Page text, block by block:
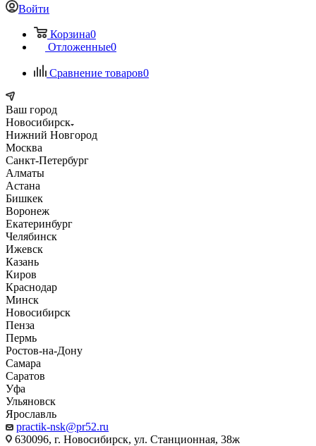
Войти
Корзина0
Отложенные0
Сравнение товаров0
Ваш город
Новосибирск
Нижний Новгород
Москва
Санкт-Петербург
Алматы
Астана
Бишкек
Воронеж
Екатеринбург
Челябинск
Ижевск
Казань
Киров
Краснодар
Минск
Новосибирск
Пенза
Пермь
Ростов-на-Дону
Самара
Саратов
Уфа
Ульяновск
Ярославль
practik-nsk@pr52.ru
630096, г. Новосибирск, ул. Станционная, 38ж